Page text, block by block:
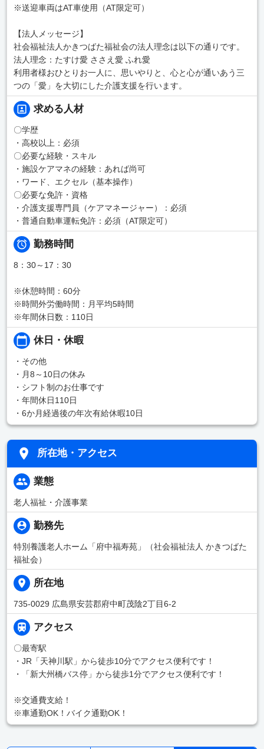
※送迎車両はAT車使用（AT限定可）
【法人メッセージ】
社会福祉法人かきつばた福祉会の法人理念は以下の通りです。
法人理念：たすけ愛 ささえ愛 ふれ愛
利用者様おひとりお一人に、思いやりと、心と心が通いあう三
つの「愛」を大切にした介護支援を行います。
求める人材
〇学歴
・高校以上：必須
〇必要な経験・スキル
・施設ケアマネの経験：あれば尚可
・ワード、エクセル（基本操作）
〇必要な免許・資格
・介護支援専門員（ケアマネージャー）：必須
・普通自動車運転免許：必須（AT限定可）
勤務時間
8：30～17：30
※休憩時間：60分
※時間外労働時間：月平均5時間
※年間休日数：110日
休日・休暇
・その他
・月8～10日の休み
・シフト制のお仕事です
・年間休日110日
・6か月経過後の年次有給休暇10日
所在地・アクセス
業態
老人福祉・介護事業
勤務先
特別養護老人ホーム「府中福寿苑」（社会福祉法人 かきつばた
福祉会）
所在地
735-0029 広島県安芸郡府中町茂陰2丁目6-2
アクセス
〇最寄駅
・JR「天神川駅」から徒歩10分でアクセス便利です！
・「新大州橋バス停」から徒歩1分でアクセス便利です！
※交通費支給！
※車通勤OK！バイク通勤OK！